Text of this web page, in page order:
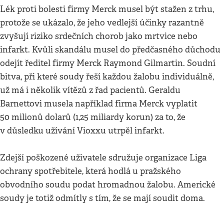
Lék proti bolesti firmy Merck musel být stažen z trhu,
protože se ukázalo, že jeho vedlejší účinky razantně
zvyšují riziko srdečních chorob jako mrtvice nebo
infarkt. Kvůli skandálu musel do předčasného důchodu
odejít ředitel firmy Merck Raymond Gilmartin. Soudní
bitva, při které soudy řeší každou žalobu individuálně,
už má i několik vítězů z řad pacientů. Geraldu
Barnettovi musela například firma Merck vyplatit
50 milionů dolarů (1,25 miliardy korun) za to, že
v důsledku užívání Vioxxu utrpěl infarkt.
Zdejší poškozené uživatele sdružuje organizace Liga
ochrany spotřebitele, která hodlá u pražského
obvodního soudu podat hromadnou žalobu. Americké
soudy je totiž odmítly s tím, že se mají soudit doma.